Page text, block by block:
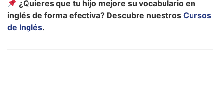
¿Quieres que tu hijo mejore su vocabulario en
inglés de forma efectiva? Descubre nuestros Cursos
de Inglés.